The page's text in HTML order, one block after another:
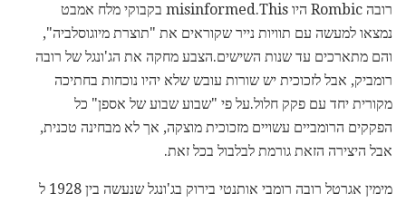
רובה Rombic היו misinformed.This בקבוקי מלח אמבט
נמצאו למעשה עם תוויות נייר שקוראים את "תוצרת מיוגוסלביה",
והם מתארכים עד שנות השישים.הצבע מחקה את הג'ונגל של רובה
רומביק, אבל לזכוכית יש שורות עובש שלא יהיו נוכחות בחתיכה
מקורית יחד עם פקק חלול.על פי "שבוע שבוע של אספן" כל
הפקקים הרומביים עשויים מזכוכית מוצקה, אך לא מבחינה טכנית,
אבל היצירה הזאת גורמת לבלבול בכל זאת.
מימין אגרטל רובה רומבי אותנטי בירוק בג'ונגל שנעשה בין 1928 ל